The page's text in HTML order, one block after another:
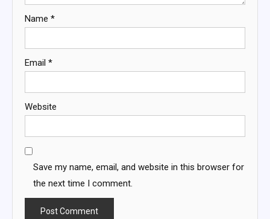
Name *
Email *
Website
Save my name, email, and website in this browser for
the next time I comment.